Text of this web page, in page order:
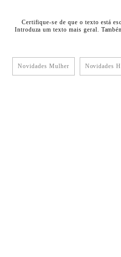
Certifique-se de que o texto está
Introduza um texto mais geral.
Novidades Mulher Novidades